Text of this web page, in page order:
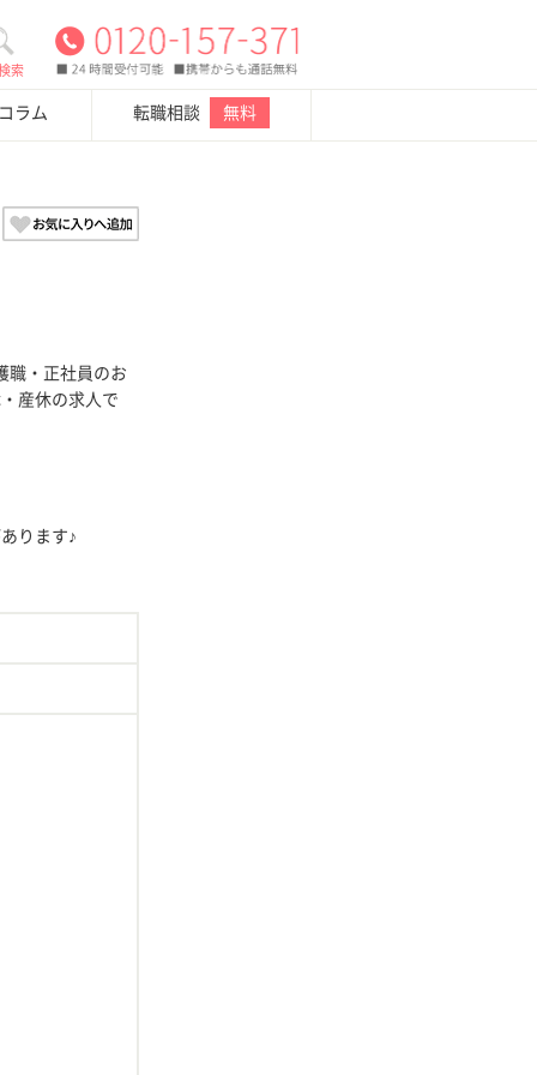
索
ラム 転職相談 無料
職・正社員のお
産休の求人で
ります♪